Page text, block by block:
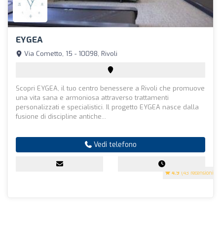
EYGEA
4.9 (43 recensioni)
Via Cometto, 15 - 10098, Rivoli
Scopri EYGEA, il tuo centro benessere a Rivoli che promuove
una vita sana e armoniosa attraverso trattamenti
personalizzati e specialistici. Il progetto EYGEA nasce dalla
fusione di discipline antiche...
Vedi telefono